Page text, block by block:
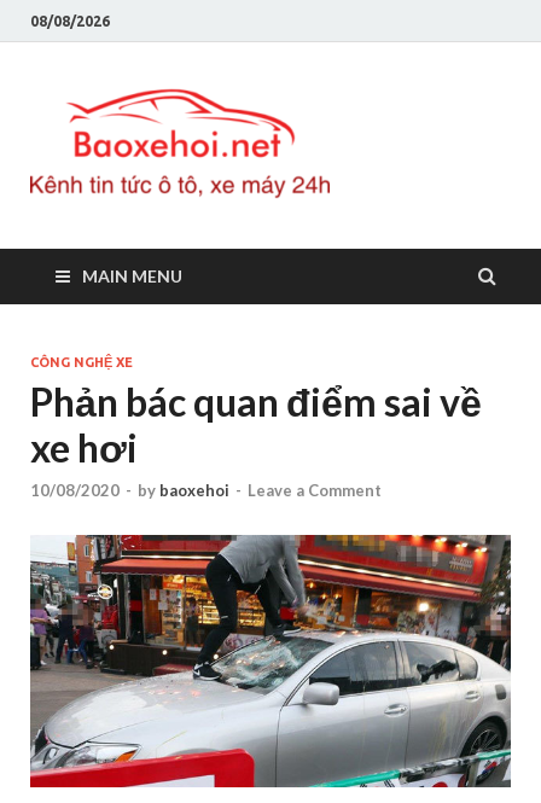
08/08/2026
MAIN MENU
CÔNG NGHỆ XE
Phản bác quan điểm sai về
xe hơi
10/08/2020 - by baoxehoi - Leave a Comment